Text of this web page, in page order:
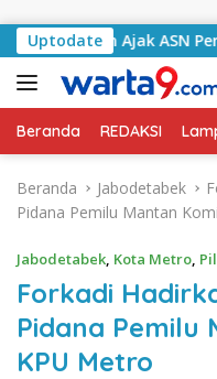
Uptodate
Ajak ASN Perkuat
Beranda REDAKSI
Beranda Jabodetabek
Pidana Pemilu Mantan
Jabodetabek, Kota Metro,
Forkadi
Pidana Pemilu
KPU Metro